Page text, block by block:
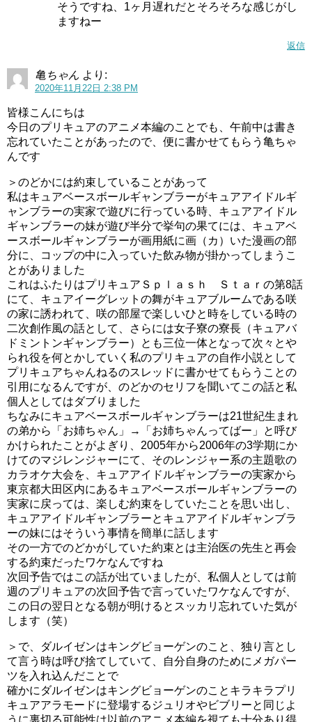
そうですね、1ヶ月遅れだとそろそろな感じがし
ますねー
返信
亀ちゃん より:
2020年11月22日 2:38 PM
皆様こんにちは
今日のプリキュアのアニメ本編のことでも、午前中は書き
忘れていたことがあったので、便に書かせてもらう亀ちゃ
んです
＞のどかには約束していることがあって
私はキュアベースボールギャンブラーがキュアアイドルギ
ャンブラーの実家で遊びに行っている時、キュアアイドル
ギャンブラーの妹が遊び半分で挙句の果てには、キュアベ
ースボールギャンブラーが画用紙に画（カ）いた漫画の部
分に、コップの中に入っていた飲み物が掛かってしまうこ
とがありました
これはふたりはプリキュアＳｐｌａｓｈ Ｓｔａｒの第8話
にて、キュアイーグレットの舞がキュアブルームである咲
の家に誘われて、咲の部屋で楽しいひと時をしている時の
二次創作風の話として、さらには女子寮の寮長（キュアバ
ドミントンギャンブラー）とも三位一体となって次々とや
られ役を何とかしていく私のプリキュアの自作小説として
プリキュアちゃんねるのスレッドに書かせてもらうことの
引用になるんですが、のどかのセリフを聞いてこの話と私
個人としてはダブりました
ちなみにキュアベースボールギャンブラーは21世紀生まれ
の弟から「お姉ちゃん」→「お姉ちゃんってばー」と呼び
かけられたことがよぎり、2005年から2006年の3学期にか
けてのマジレンジャーにて、そのレンジャー系の主題歌の
カラオケ大会を、キュアアイドルギャンブラーの実家から
東京都大田区内にあるキュアベースボールギャンブラーの
実家に戻っては、楽しむ約束をしていたことを思い出し、
キュアアイドルギャンブラーとキュアアイドルギャンブラ
ーの妹にはそういう事情を簡単に話します
その一方でのどかがしていた約束とは主治医の先生と再会
する約束だったワケなんですね
次回予告ではこの話が出ていましたが、私個人としては前
週のプリキュアの次回予告で言っていたワケなんですが、
この日の翌日となる朝が明けるとスッカリ忘れていた気が
します（笑）
＞で、ダルイゼンはキングビョーゲンのこと、独り言とし
て言う時は呼び捨てしていて、自分自身のためにメガパー
ツを入れ込んだことで
確かにダルイゼンはキングビョーゲンのことキラキラプリ
キュアアラモードに登場するジュリオやビブリーと同じよ
うに裏切る可能性は以前のアニメ本編を視ても十分あり得